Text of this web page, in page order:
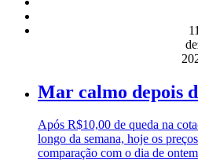
11
Mar calmo depois
Após R$10,00 de queda na
longo da semana, hoje os
comparação com o dia de